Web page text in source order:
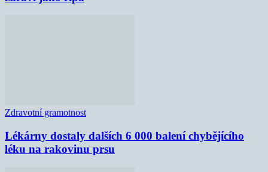
Zdravotní gramotnost
Lékárny dostaly dalších 6 000 balení chybějícího
léku na rakovinu prsu